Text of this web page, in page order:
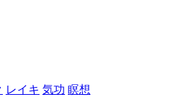
レイキ 気功 瞑想